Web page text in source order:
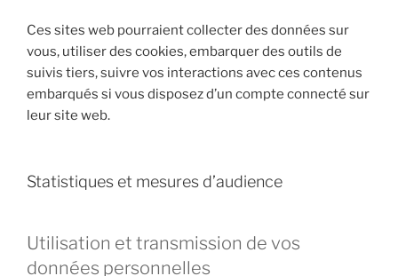
Ces sites web pourraient collecter des données sur
vous, utiliser des cookies, embarquer des outils de
suivis tiers, suivre vos interactions avec ces contenus
embarqués si vous disposez d’un compte connecté sur
leur site web.
Statistiques et mesures d’audience
Utilisation et transmission de vos
données personnelles